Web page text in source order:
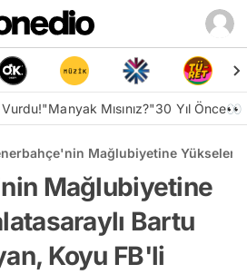
"Manyak Mısınız?"30 Yıl Önce👀
Mağlubiyetine Yükselen
Mağlubiyetine
Bartu
Koyu FB'li